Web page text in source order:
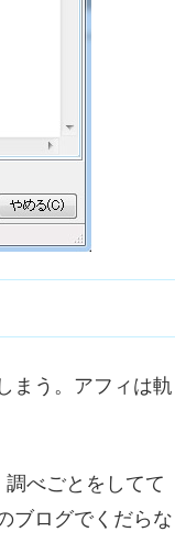
まう。アフィは軌
べごとをしてて
ブログでくだらな